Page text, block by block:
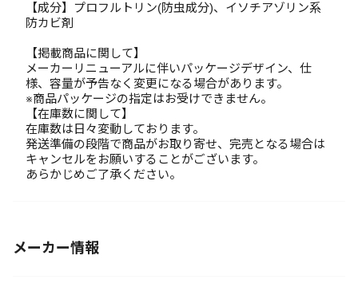
【成分】プロフルトリン(防虫成分)、イソチアゾリン系
防カビ剤
【掲載商品に関して】
メーカーリニューアルに伴いパッケージデザイン、仕
様、容量が予告なく変更になる場合があります。
※商品パッケージの指定はお受けできません。
【在庫数に関して】
在庫数は日々変動しております。
発送準備の段階で商品がお取り寄せ、完売となる場合は
キャンセルをお願いすることがございます。
あらかじめご了承ください。
メーカー情報